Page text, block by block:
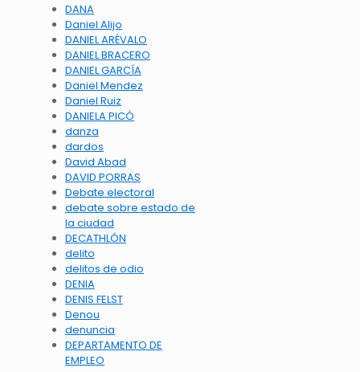
DANA
Daniel Alijo
DANIEL ARÉVALO
DANIEL BRACERO
DANIEL GARCÍA
Daniel Mendez
Daniel Ruiz
DANIELA PICÓ
danza
dardos
David Abad
DAVID PORRAS
Debate electoral
debate sobre estado de
la ciudad
DECATHLÓN
delito
delitos de odio
DENIA
DENIS FELST
Denou
denuncia
DEPARTAMENTO DE
EMPLEO